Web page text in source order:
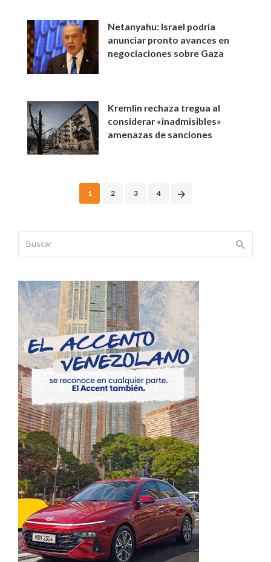
Netanyahu: Israel podría
anunciar pronto avances en
negociaciones sobre Gaza
Kremlin rechaza tregua al
considerar «inadmisibles»
amenazas de sanciones
1 2 3 4